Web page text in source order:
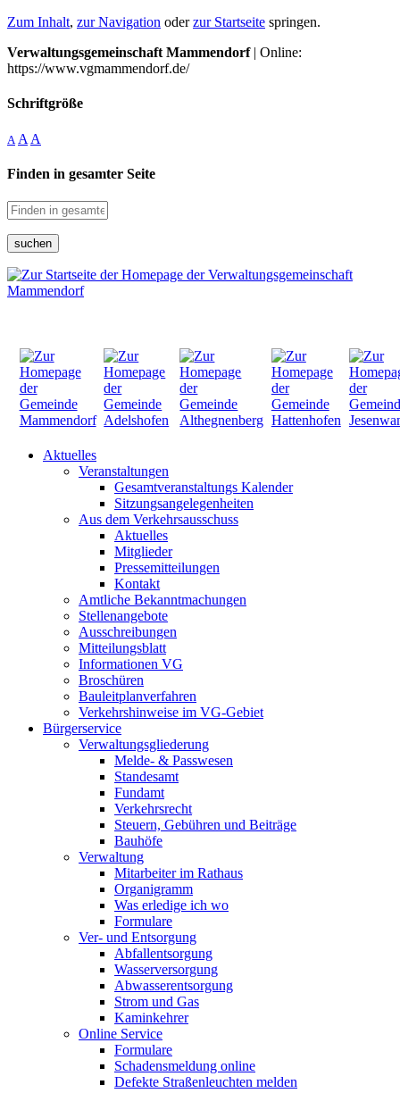
Zum Inhalt, zur Navigation oderzur Startseite springen.
Verwaltungsgemeinschaft Mammendorf| Online:
https://www.vgmammendorf.de/
Schriftgröße
A A A
Finden in gesamter Seite
suchen
Aktuelles
Veranstaltungen
Gesamtveranstaltungs Kalender
Sitzungsangelegenheiten
Aus dem Verkehrsausschuss
Aktuelles
Mitglieder
Pressemitteilungen
Kontakt
Amtliche Bekanntmachungen
Stellenangebote
Ausschreibungen
Mitteilungsblatt
Informationen VG
Broschüren
Bauleitplanverfahren
Verkehrshinweise im VG-Gebiet
Bürgerservice
Verwaltungsgliederung
Melde- & Passwesen
Standesamt
Fundamt
Verkehrsrecht
Steuern, Gebühren und Beiträge
Bauhöfe
Verwaltung
Mitarbeiter im Rathaus
Organigramm
Was erledige ich wo
Formulare
Ver- und Entsorgung
Abfallentsorgung
Wasserversorgung
Abwasserentsorgung
Strom und Gas
Kaminkehrer
Online Service
Formulare
Schadensmeldung online
Defekte Straßenleuchten melden